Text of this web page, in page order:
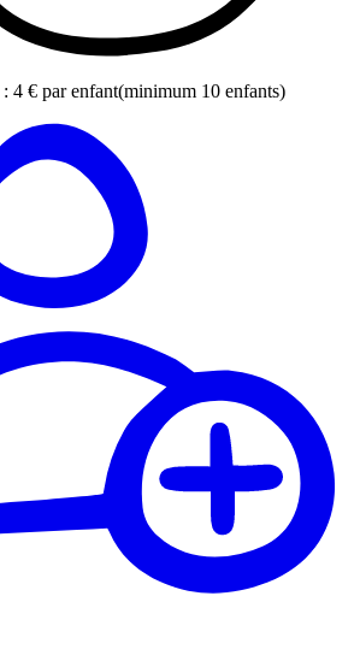
: 4 € par enfant(minimum 10 enfants)